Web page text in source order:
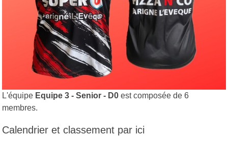
L'équipe Equipe 3 - Senior - D0 est composée de 6
membres.
Calendrier et classement par ici